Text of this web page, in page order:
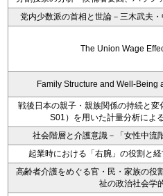
党内少数派の首相と世論－三木武夫
The Union Wage
Family Structure and Well-Being
戦後日本の親子・親族関係の持続と変
S01）を用いた計量分析によ
社会階層と介護意識－「女性中流
起業時における「右腕」の役割と
高齢者介護をめぐる官・民・家族の役
祉の政治社会学